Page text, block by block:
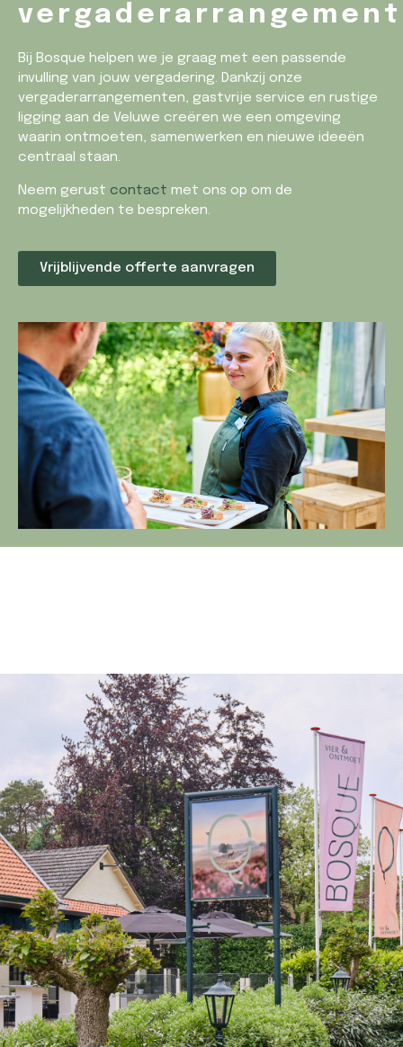
Bij Bosque helpen we je graag met een passende
invulling van jouw vergadering. Dankzij onze
vergaderarrangementen, gastvrije service en rustige
ligging aan de Veluwe creëren we een omgeving
waarin ontmoeten, samenwerken en nieuwe ideeën
centraal staan.
Neem gerust contact met ons op om de
mogelijkheden te bespreken.
Vrijblijvende offerte aanvragen